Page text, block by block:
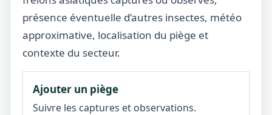
présence éventuelle d’autres insectes, météo
approximative, localisation du piège et
contexte du secteur.
Ajouter un piège
Suivre les captures et observations.